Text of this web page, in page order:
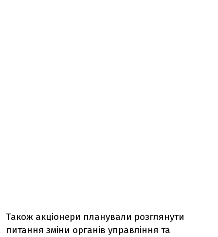
Також акціонери планували розглянути
питання зміни органів управління та